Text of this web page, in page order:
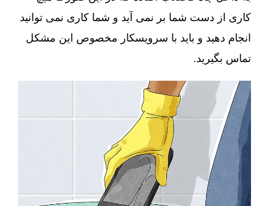
کاری از دست شما بر نمی آید و شما کاری نمی توانید
انجام دهید و باید با سرویسکار مخصوص این مشکل
تماس بگیرید.